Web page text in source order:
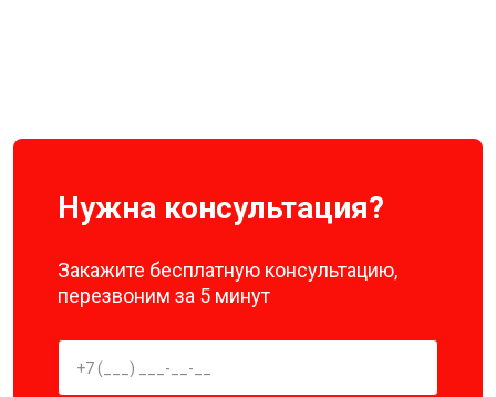
Нужна консультация?
Закажите бесплатную консультацию,
перезвоним за 5 минут